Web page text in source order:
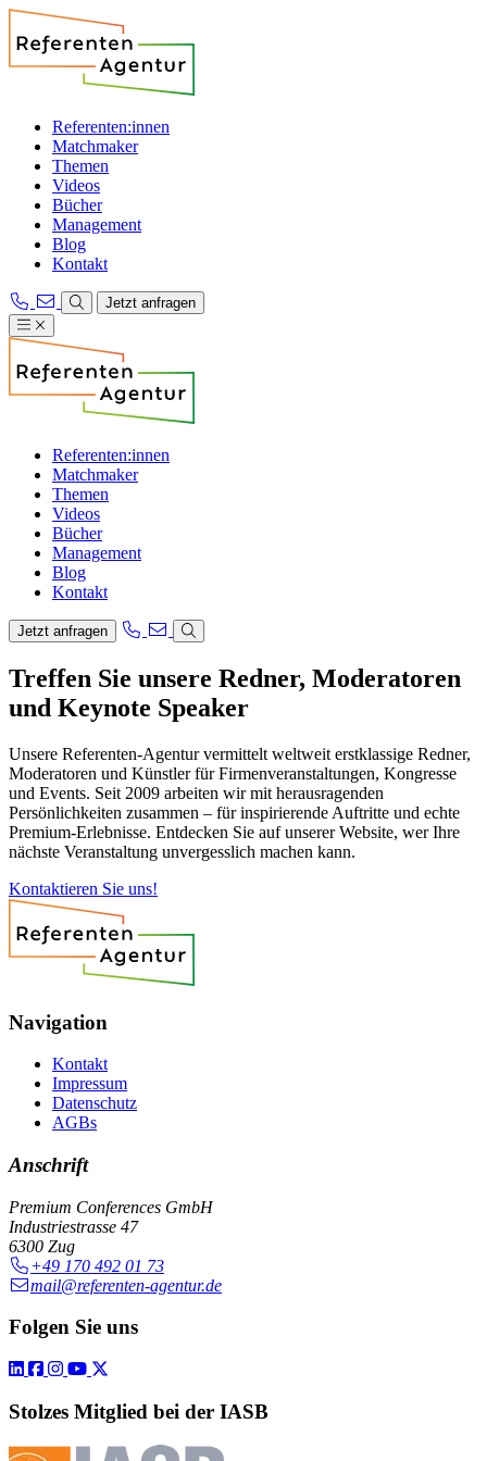
Referenten:innen
Matchmaker
Themen
Videos
Bücher
Management
Blog
Kontakt
Jetzt anfragen
Referenten:innen
Matchmaker
Themen
Videos
Bücher
Management
Blog
Kontakt
Jetzt anfragen
Treffen Sie unsere Redner, Moderatoren
und Keynote Speaker
Unsere Referenten-Agentur vermittelt weltweit erstklassige Redner,
Moderatoren und Künstler für Firmenveranstaltungen, Kongresse
und Events. Seit 2009 arbeiten wir mit herausragenden
Persönlichkeiten zusammen – für inspirierende Auftritte und echte
Premium-Erlebnisse. Entdecken Sie auf unserer Website, wer Ihre
nächste Veranstaltung unvergesslich machen kann.
Kontaktieren Sie uns!
Navigation
Kontakt
Impressum
Datenschutz
AGBs
Anschrift
Premium Conferences GmbH
Industriestrasse 47
6300 Zug
+49 170 492 01 73
mail@referenten-agentur.de
Folgen Sie uns
Stolzes Mitglied bei der IASB